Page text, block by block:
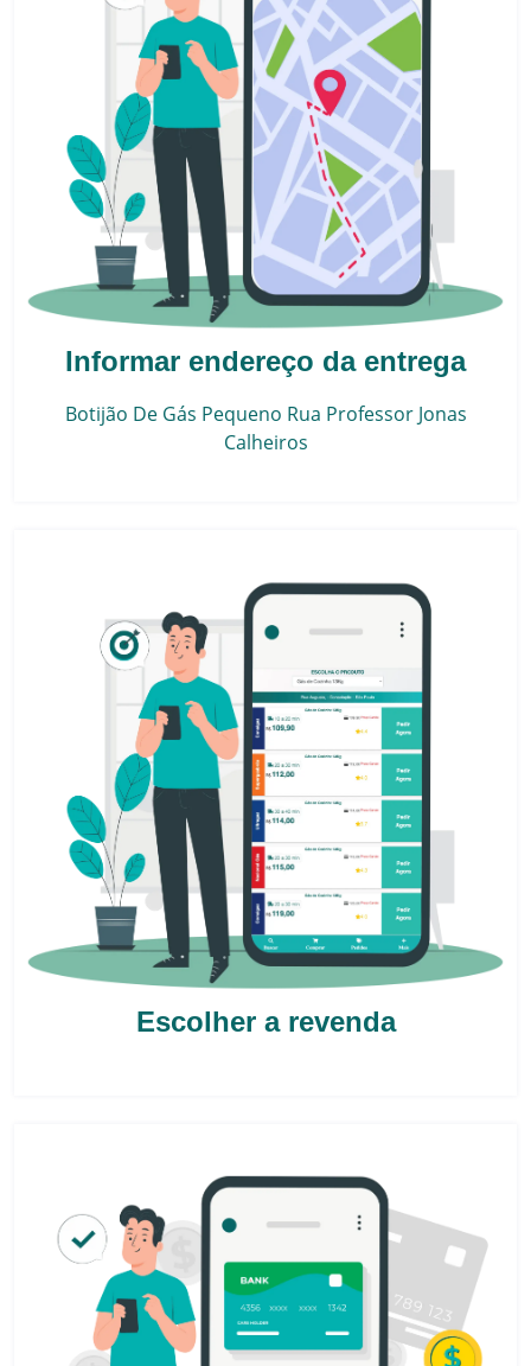
Informar endereço da entrega
Botijão De Gás Pequeno Rua Professor Jonas
Calheiros
Escolher a revenda